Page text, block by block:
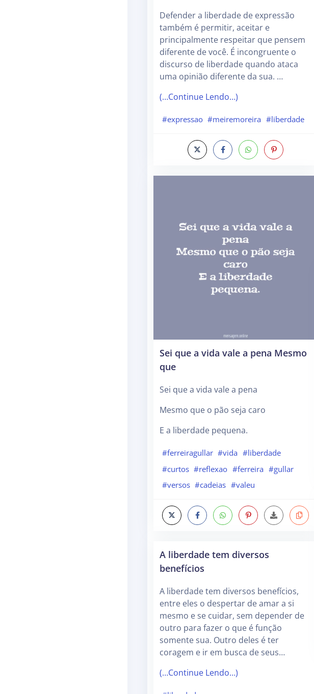
Defender a liberdade de expressão
também é permitir, aceitar e
principalmente respeitar que pensem
diferente de você. É incongruente o
discurso de liberdade quando ataca
uma opinião diferente da sua. …
(…Continue Lendo…)
#expressao #meiremoreira #liberdade
Sei que a vida vale a pena Mesmo
que
Sei que a vida vale a pena
Mesmo que o pão seja caro
E a liberdade pequena.
#ferreiragullar #vida #liberdade
#curtos #reflexao #ferreira #gullar
#versos #cadeias #valeu
A liberdade tem diversos
benefícios
A liberdade tem diversos benefícios,
entre eles o despertar de amar a si
mesmo e se cuidar, sem depender de
outro para fazer o que é função
somente sua. Outro deles é ter
coragem e ir em busca de seus…
(…Continue Lendo…)